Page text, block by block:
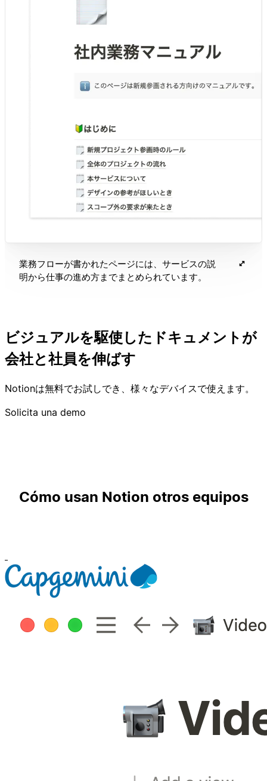
業務フローが書かれたページには、サービスの説
明から仕事の進め方までまとめられています。
ビジュアルを駆使したドキュメントが
会社と社員を伸ばす
Notionは無料でお試しでき、様々なデバイスで使えます。
Solicita una demo
Cómo usan Notion otros equipos